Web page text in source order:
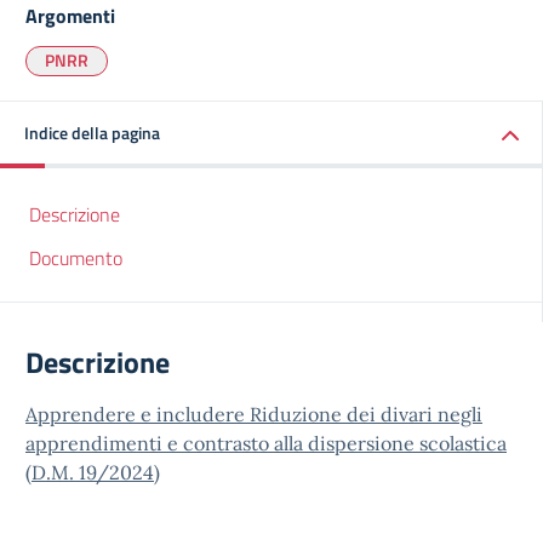
Argomenti
PNRR
Indice della pagina
Descrizione
Documento
Descrizione
Apprendere e includere Riduzione dei divari negli
apprendimenti e contrasto alla dispersione scolastica
(D.M. 19/2024)